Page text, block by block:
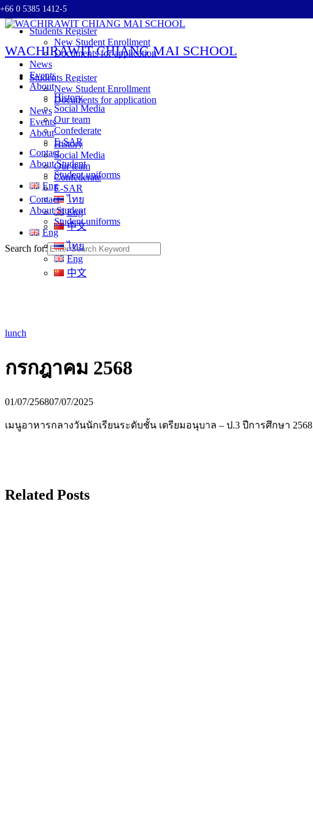
Skip to content
+66 0 5385 1412-5
WACHIRAWIT CHIANG MAI SCHOOL
Students Register
New Student Enrollment
Documents for application
News
Events
About
History
Social Media
Our team
Confederate
E-SAR
Contact
About Student
Student uniforms
Eng
ไทย
Eng
中文
Students Register
New Student Enrollment
Documents for application
News
Events
About
History
Social Media
Our team
Confederate
E-SAR
Contact
About Student
Student uniforms
Eng
ไทย
Eng
中文
Search for:
lunch
กรกฎาคม 2568
01/07/256807/07/2025
เมนูอาหารกลางวันนักเรียนระดับชั้น เตรียมอนุบาล – ป.3 ปีการศึกษา 2568
Related Posts